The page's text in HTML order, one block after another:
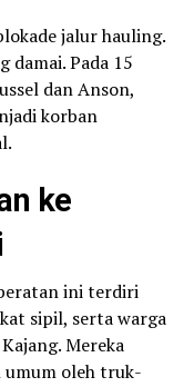
jalur hauling.
damai. Pada 15
dan Anson,
korban
ke
ini terdiri
sipil, serta warga
Mereka
umum oleh truk-